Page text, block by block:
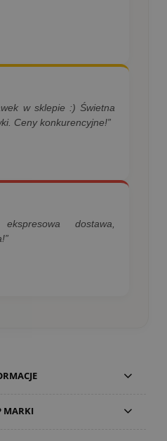
w sklepie :) Świetna
Ceny konkurencyjne!”
dostawa,
MARKI